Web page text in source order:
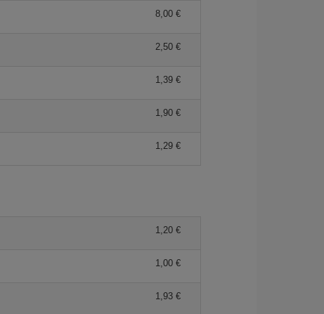
8,00 €
2,50 €
1,39 €
1,90 €
1,29 €
1,20 €
1,00 €
1,93 €